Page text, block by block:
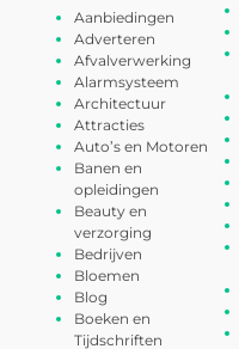
Aanbiedingen
Adverteren
Afvalverwerking
Alarmsysteem
Architectuur
Attracties
Auto’s en Motoren
Banen en
opleidingen
Beauty en
verzorging
Bedrijven
Bloemen
Blog
Boeken en
Tijdschriften